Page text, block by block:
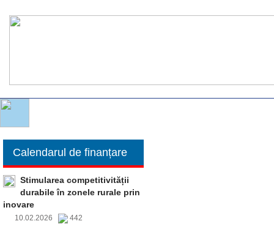
Calendarul de finanțare
Stimularea competitivității
durabile în zonele rurale prin
inovare
10.02.2026 442